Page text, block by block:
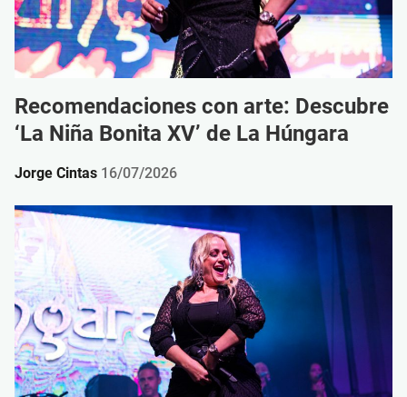
Recomendaciones con arte: Descubre
‘La Niña Bonita XV’ de La Húngara
Jorge Cintas 16/07/2026